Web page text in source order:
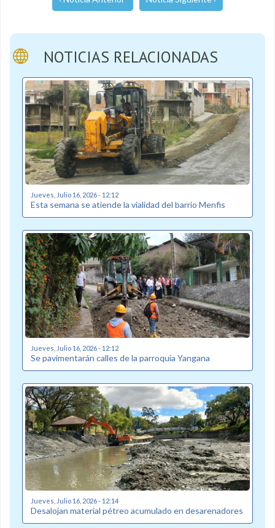
NOTICIAS RELACIONADAS
Jueves, Julio 16, 2026 - 12:12
Esta semana se atiende la vialidad del barrio Menfis
Jueves, Julio 16, 2026 - 12:12
Se pavimentarán calles de la parroquia Yangana
Jueves, Julio 16, 2026 - 12:14
Desalojan material pétreo acumulado en desarenadores